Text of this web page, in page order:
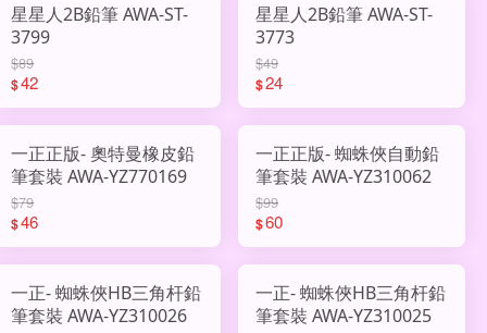
星星人2B鉛筆 AWA-ST-
3799
$89
$42
星星人2B鉛筆 AWA-ST-
3773
$49
$24
一正正版- 奧特曼橡皮鉛
筆套裝 AWA-YZ770169
$79
$46
一正正版- 蜘蛛俠自動鉛
筆套裝 AWA-YZ310062
$99
$60
一正- 蜘蛛俠HB三角杆鉛
筆套裝 AWA-YZ310026
一正- 蜘蛛俠HB三角杆鉛
筆套裝 AWA-YZ310025